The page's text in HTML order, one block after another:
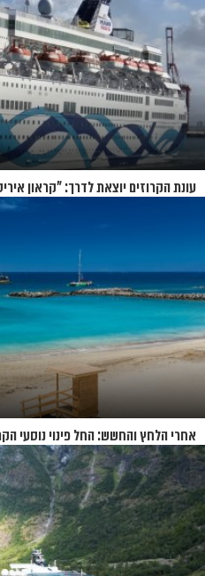
עונת הקרוזים יוצאת לדרך: "קראון
אחרי הלחץ והחשש: החל פינוי נוסעי